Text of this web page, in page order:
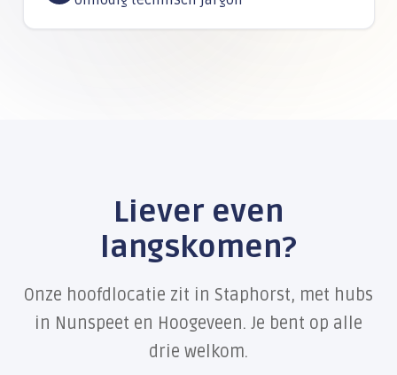
Liever even
langskomen?
Onze hoofdlocatie zit in Staphorst, met hubs
in Nunspeet en Hoogeveen. Je bent op alle
drie welkom.